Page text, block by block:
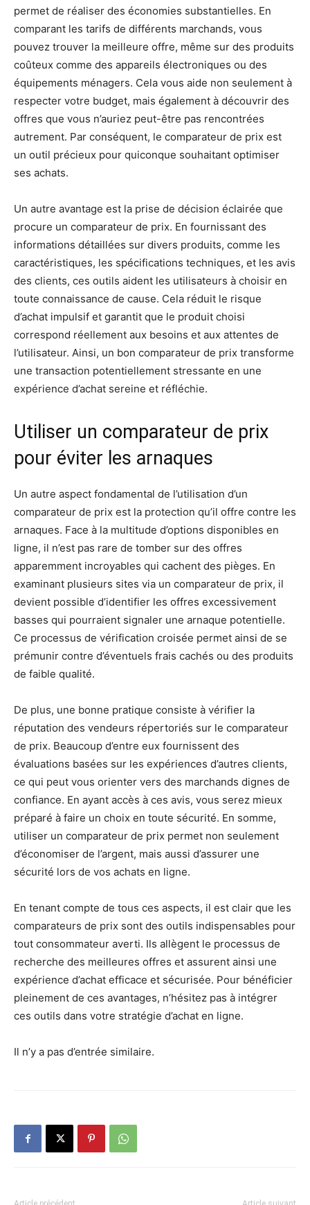
permet de réaliser des économies substantielles. En
comparant les tarifs de différents marchands, vous
pouvez trouver la meilleure offre, même sur des produits
coûteux comme des appareils électroniques ou des
équipements ménagers. Cela vous aide non seulement à
respecter votre budget, mais également à découvrir des
offres que vous n’auriez peut-être pas rencontrées
autrement. Par conséquent, le comparateur de prix est
un outil précieux pour quiconque souhaitant optimiser
ses achats.
Un autre avantage est la prise de décision éclairée que
procure un comparateur de prix. En fournissant des
informations détaillées sur divers produits, comme les
caractéristiques, les spécifications techniques, et les avis
des clients, ces outils aident les utilisateurs à choisir en
toute connaissance de cause. Cela réduit le risque
d’achat impulsif et garantit que le produit choisi
correspond réellement aux besoins et aux attentes de
l’utilisateur. Ainsi, un bon comparateur de prix transforme
une transaction potentiellement stressante en une
expérience d’achat sereine et réfléchie.
Utiliser un comparateur de prix
pour éviter les arnaques
Un autre aspect fondamental de l’utilisation d’un
comparateur de prix est la protection qu’il offre contre les
arnaques. Face à la multitude d’options disponibles en
ligne, il n’est pas rare de tomber sur des offres
apparemment incroyables qui cachent des pièges. En
examinant plusieurs sites via un comparateur de prix, il
devient possible d’identifier les offres excessivement
basses qui pourraient signaler une arnaque potentielle.
Ce processus de vérification croisée permet ainsi de se
prémunir contre d’éventuels frais cachés ou des produits
de faible qualité.
De plus, une bonne pratique consiste à vérifier la
réputation des vendeurs répertoriés sur le comparateur
de prix. Beaucoup d’entre eux fournissent des
évaluations basées sur les expériences d’autres clients,
ce qui peut vous orienter vers des marchands dignes de
confiance. En ayant accès à ces avis, vous serez mieux
préparé à faire un choix en toute sécurité. En somme,
utiliser un comparateur de prix permet non seulement
d’économiser de l’argent, mais aussi d’assurer une
sécurité lors de vos achats en ligne.
En tenant compte de tous ces aspects, il est clair que les
comparateurs de prix sont des outils indispensables pour
tout consommateur averti. Ils allègent le processus de
recherche des meilleures offres et assurent ainsi une
expérience d’achat efficace et sécurisée. Pour bénéficier
pleinement de ces avantages, n’hésitez pas à intégrer
ces outils dans votre stratégie d’achat en ligne.
Il n’y a pas d’entrée similaire.